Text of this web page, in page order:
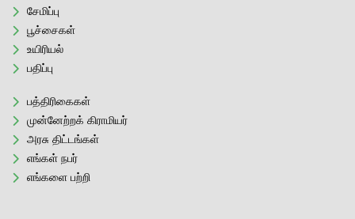
சேமிப்பு
பூச்சைகள்
உயிரியல்
பதிப்பு
பத்திரிகைகள்
முன்னேற்றக் கிராமியர்
அரசு திட்டங்கள்
எங்கள் நபர்
எங்களை பற்றி